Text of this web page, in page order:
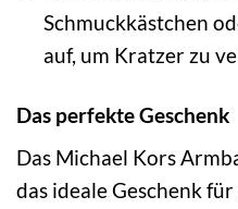
Schmuckkästchen
auf, um Kratzer zu
Das perfekte Geschenk
Das Michael Kors
das ideale Geschenk